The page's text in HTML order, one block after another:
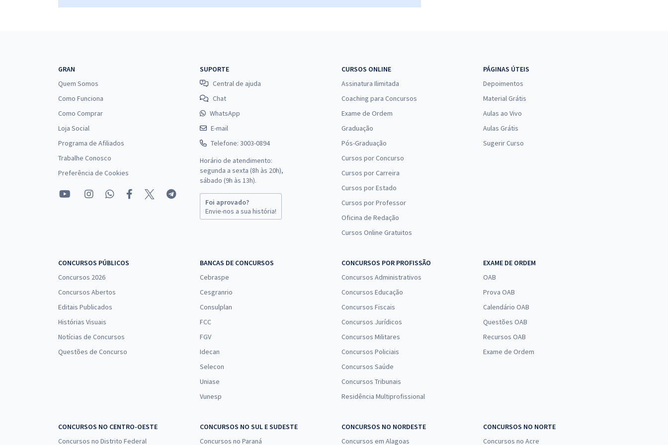
SEDUC CE - Secretaria da Educação do Estado do
ou 12x deR$23,99
Ceará - Conhecimentos Comuns para os Cargos de
Nível Superior (Pré-Edital)
Comprar
GRAN
Quem Somos
Como Funciona
Como Comprar
Loja Social
Programa de Afiliados
Trabalhe Conosco
Preferência de Cookies
SUPORTE
Central de ajuda
Chat
WhatsApp
E-mail
Telefone: 3003-0894
Horário de atendimento:
segunda a sexta (8h às 20h),
sábado (9h às 13h).
Foi aprovado?
Envie-nos a sua história!
CURSOS ONLINE
Assinatura Ilimitada
Coaching para Concursos
Exame de Ordem
Graduação
Pós-Graduação
Cursos por Concurso
Cursos por Carreira
Cursos por Estado
Cursos por Professor
Oficina de Redação
Cursos Online Gratuitos
PÁGINAS ÚTEIS
Depoimentos
Material Grátis
Aulas ao Vivo
Aulas Grátis
Sugerir Curso
CONCURSOS PÚBLICOS
Concursos 2026
Concursos Abertos
Editais Publicados
Histórias Visuais
Notícias de Concursos
Questões de Concurso
BANCAS DE CONCURSOS
Cebraspe
Cesgranrio
Consulplan
FCC
FGV
Idecan
Selecon
Uniase
Vunesp
CONCURSOS POR PROFISSÃO
Concursos Administrativos
Concursos Educação
Concursos Fiscais
Concursos Jurídicos
Concursos Militares
Concursos Policiais
Concursos Saúde
Concursos Tribunais
Residência Multiprofissional
EXAME DE ORDEM
OAB
Prova OAB
Calendário OAB
Questões OAB
Recursos OAB
Exame de Ordem
CONCURSOS NO CENTRO-OESTE
Concursos no Distrito Federal
CONCURSOS NO SUL E SUDESTE
Concursos no Paraná
CONCURSOS NO NORDESTE
Concursos em Alagoas
CONCURSOS NO NORTE
Concursos no Acre